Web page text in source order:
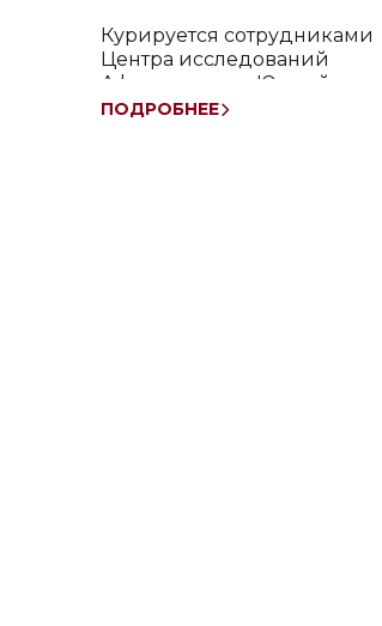
Курируется сотрудниками
Центра исследований
Афганистана и Южной
Азии
ПОДРОБНЕЕ